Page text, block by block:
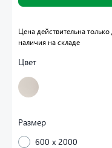
Цвет
Размер
600 x 2000
Цена действительна
наличия на складе